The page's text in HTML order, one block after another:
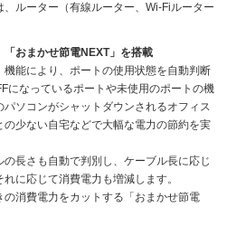
ルーター（有線ルーター、Wi-Fiルーター
おまかせ節電NEXT」を搭載
能により、ポートの使用状態を自動判断
になっているポートや未使用のポートの機
ソコンがシャットダウンされるオフィス
少ない自宅などで大幅な電力の節約を実
長さも自動で判別し、ケーブル長に応じ
に応じて消費電力も増減します。
消費電力をカットする「おまかせ節電